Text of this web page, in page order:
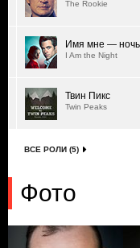
The Rookie
Имя мне — ночь
I Am the Night
Твин Пикс
Twin Peaks
ВСЕ РОЛИ (5)
Фото